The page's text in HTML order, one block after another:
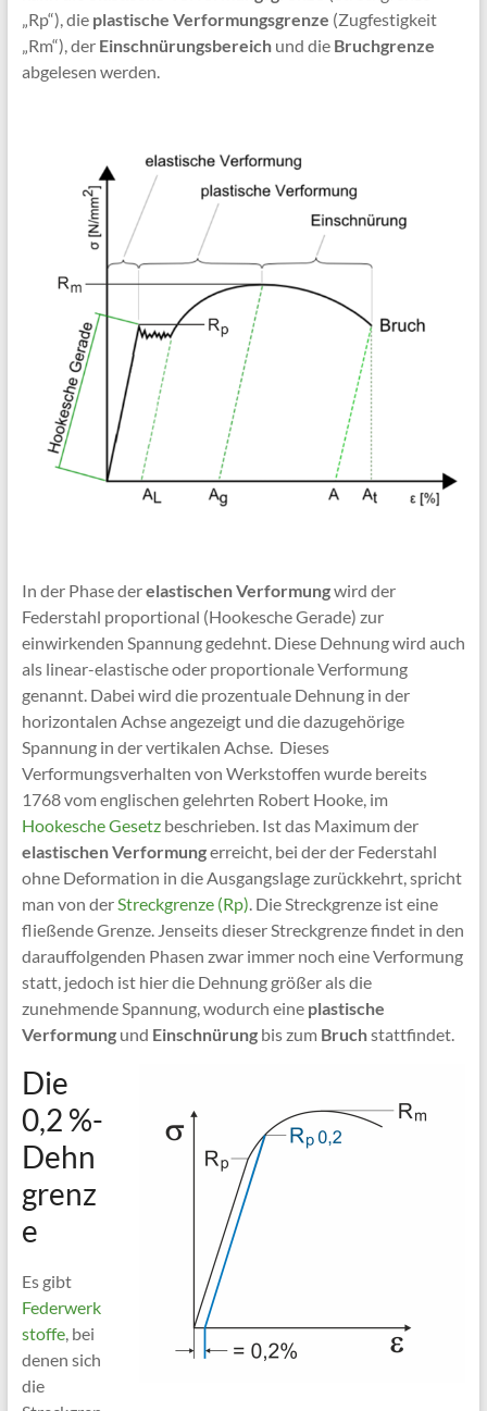
„Rp“), die plastische Verformungsgrenze (Zugfestigkeit
„Rm“), der Einschnürungsbereichund die Bruchgrenze
abgelesen werden.
In der Phase derelastischen Verformungwird der
Federstahl proportional (Hookesche Gerade) zur
einwirkenden Spannung gedehnt. Diese Dehnung wird auch
als linear-elastische oder proportionale Verformung
genannt. Dabei wird die prozentuale Dehnung in der
horizontalen Achse angezeigt und die dazugehörige
Spannung in der vertikalen Achse. Dieses
Verformungsverhalten von Werkstoffen wurde bereits
1768 vom englischen gelehrten Robert Hooke, im
Hookesche Gesetzbeschrieben. Ist das Maximum der
elastischen Verformungerreicht, bei der der Federstahl
ohne Deformation in die Ausgangslage zurückkehrt, spricht
man von derStreckgrenze (Rp). Die Streckgrenze ist eine
fließende Grenze. Jenseits dieser Streckgrenze findet in den
darauffolgenden Phasen zwar immer noch eine Verformung
statt, jedoch ist hier die Dehnung größer als die
zunehmende Spannung, wodurch eine plastische
Verformungund Einschnürungbis zum Bruchstattfindet.
Die
0,2 %-
Dehn
grenz
e
Es gibt
Federwerk
stoffe, bei
denen sich
die